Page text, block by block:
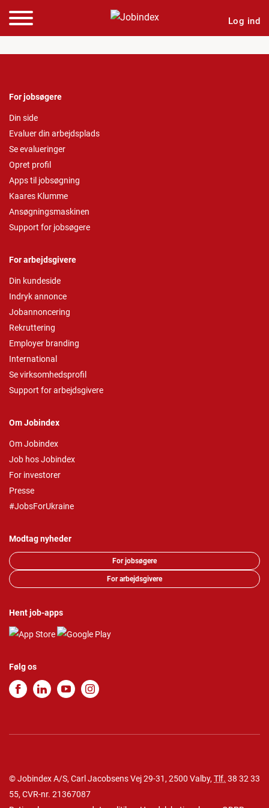
Log ind
For jobsøgere
Din side
Evaluer din arbejdsplads
Se evalueringer
Opret profil
Apps til jobsøgning
Kaares Klumme
Ansøgningsmaskinen
Support for jobsøgere
For arbejdsgivere
Din kundeside
Indryk annonce
Jobannoncering
Rekruttering
Employer branding
International
Se virksomhedsprofil
Support for arbejdsgivere
Om Jobindex
Om Jobindex
Job hos Jobindex
For investorer
Presse
#JobsForUkraine
Modtag nyheder
For jobsøgere
For arbejdsgivere
Hent job-apps
Følg os
© Jobindex A/S, Carl Jacobsens Vej 29-31, 2500 Valby, Tlf. 38 32 33
55, CVR-nr. 21367087